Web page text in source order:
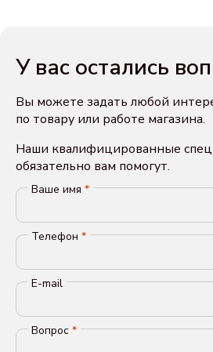
У вас остались
Вы можете задать любой
по товару или работе магазина.
Наши квалифицированные
обязательно вам помогут.
Ваше имя *
Телефон *
E-mail
Вопрос *